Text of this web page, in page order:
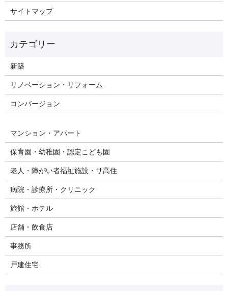
サイトマップ
新築
リノベーション・リフォーム
コンバージョン
マンション・アパート
保育園・幼稚園・認定こども園
老人・障がい者福祉施設・サ高住
病院・診療所・クリニック
旅館・ホテル
店舗・飲食店
事務所
戸建住宅